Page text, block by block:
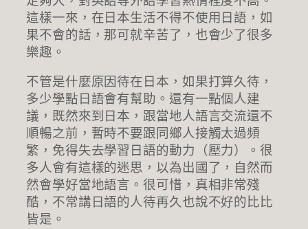
這樣一來，在日本生活不得不使用日語，如
果不會的話，那可就辛苦了，也會少了很多
樂趣。
不管是什麼原因待在日本，如果打算久待，
多少學點日語會有幫助。還有一點個人建
議，既然來到日本，跟當地人語言交流還不
順暢之前，暫時不要跟同鄉人接觸太過頻
繁，免得失去學習日語的動力（壓力）。很
多人會有這樣的迷思，以為出國了，自然而
然會學好當地語言。很可惜，真相非常殘
酷，不常講日語的人待再久也說不好的比比
皆是。